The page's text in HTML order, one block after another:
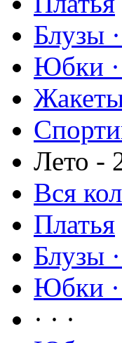
Блузы
Юбки
Лето -
Вся
Платья
Блузы
Юбки
· · ·